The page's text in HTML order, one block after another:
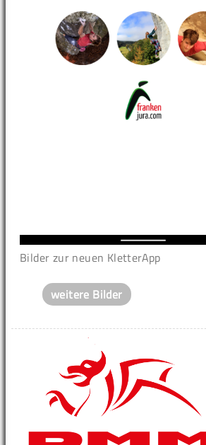
Bilder zur neuen KletterApp
weitere Bilder